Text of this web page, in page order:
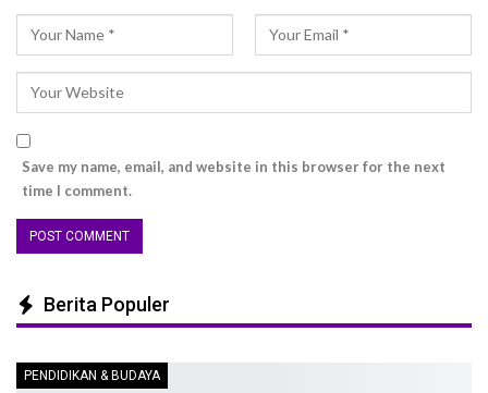
Save my name, email, and website in this browser for the next
time I comment.
Berita Populer
PENDIDIKAN & BUDAYA